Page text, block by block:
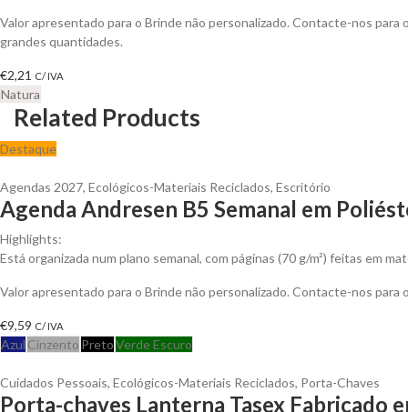
Valor apresentado para o Brinde não personalizado. Contacte-nos
grandes quantidades.
€2,21 C/ IVA
Natura
Related Products
Destaque
Agendas 2027, Ecológicos-Materiais Reciclados, Escritório
Agenda Andresen B5 Semanal em
Highlights:
Está organizada num plano semanal, com páginas (70 g/m²) feitas em
Valor apresentado para o Brinde não personalizado. Contacte-nos
€9,59 C/ IVA
Azul Cinzento PretoVerde Escuro
Cuidados Pessoais, Ecológicos-Materiais Reciclados, Porta-Chaves
Porta-chaves Lanterna Tasex Fabricado